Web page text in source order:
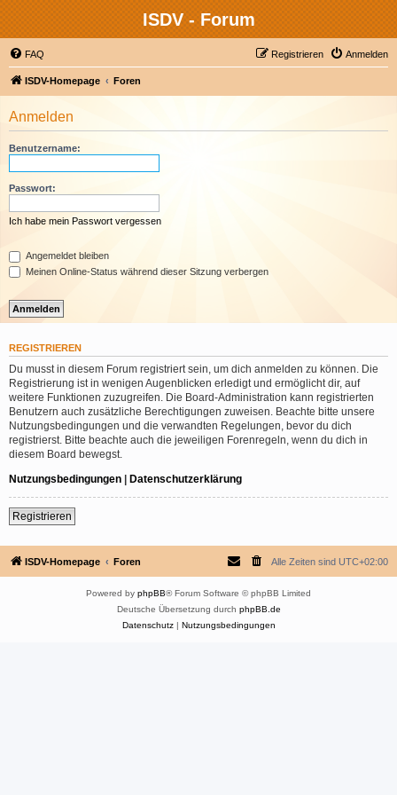
ISDV - Forum
FAQ Anmelden
Registrieren
ISDV-Homepage Foren
Anmelden
Benutzername:
Passwort:
Ich habe mein Passwort vergessen
Angemeldet bleiben
Meinen Online-Status während dieser Sitzung verbergen
REGISTRIEREN
Du musst in diesem Forum registriert sein, um dich anmelden zu können. Die
Registrierung ist in wenigen Augenblicken erledigt und ermöglicht dir, auf
weitere Funktionen zuzugreifen. Die Board-Administration kann registrierten
Benutzern auch zusätzliche Berechtigungen zuweisen. Beachte bitte unsere
Nutzungsbedingungen und die verwandten Regelungen, bevor du dich
registrierst. Bitte beachte auch die jeweiligen Forenregeln, wenn du dich in
diesem Board bewegst.
Nutzungsbedingungen | Datenschutzerklärung
Registrieren
ISDV-Homepage Foren Alle Zeiten sind UTC+02:00
Powered by phpBB® Forum Software © phpBB Limited
Deutsche Übersetzung durch phpBB.de
Datenschutz| Nutzungsbedingungen